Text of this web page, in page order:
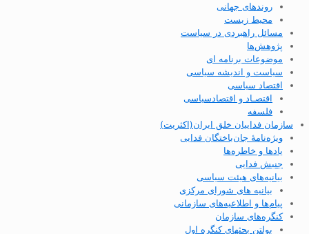
روندهای جهانی
محیط زیست
مسائل راهبردی در سیاست
پژوهش‌ها
موضوعات برنامه ای
سیاست و اندیشه سیاسی
اقتصاد سیاسی
اقتصـاد و اقتصاد‌سیاسی
فلسفه
سازمان فداییان خلق ایران(اکثریت)
ویژه‌نامهٔ جان‌باختگان فدایی
یادها و خاطره‌ها
جنبش فدایی
بیانیه‌های هیئت سیاسی
بیانیه های شورای مرکزی
پیام‌ها و اطلاعیه‌های سازمانی
کنگره‌های سازمان
بولتن بحثهای کنگره اول